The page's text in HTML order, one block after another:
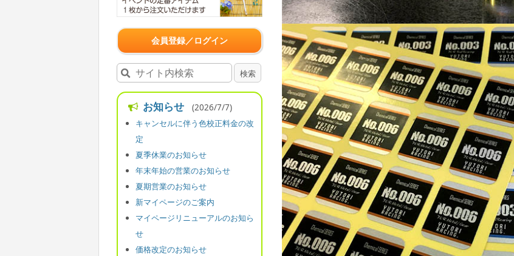
会員登録／ログイン
お知らせ(2026/7/7)
キャンセルに伴う色校正料金の改
定
夏季休業のお知らせ
年末年始の営業のお知らせ
夏期営業のお知らせ
新マイページのご案内
マイページリニューアルのお知ら
せ
価格改定のお知らせ